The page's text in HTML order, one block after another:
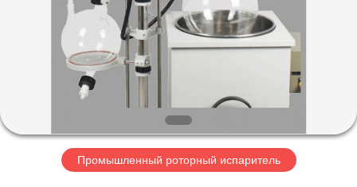
ПРОДУКТЫ
ПУТЕШЕСТВИЕ
ФАБРИКИПромышленный роторный испаритель